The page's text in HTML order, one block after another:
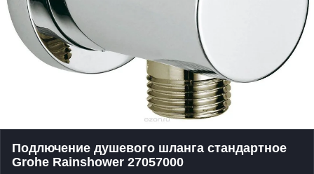
Подлючение душевого шланга стандартное
Grohe Rainshower 27057000